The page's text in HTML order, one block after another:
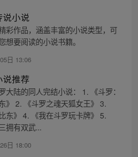
说小说
彩作品，涵盖丰富的小说类型，可
想要阅读的小说书籍。
日 13:06
说推荐
大陆的同人完结小说： 1. 《斗罗：
》 2. 《斗罗之魂天狐女王》 3.
东》 4. 《我在斗罗玩卡牌》 5.
拥有双武...
日 18:00